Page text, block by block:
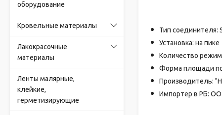
оборудование
Кровельные материалы
Лакокрасочные
материалы
Ленты малярные,
клейкие,
герметизирующие
Тип соединителя:
Установка: на пике
Количество
Форма площади
Производитель:
Импортер в РБ: